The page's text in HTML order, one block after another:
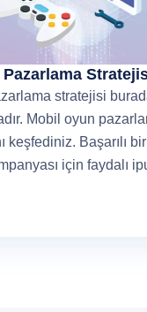
stratejisi
Mobil oyun
keşfediniz. Başarılı
için faydalı